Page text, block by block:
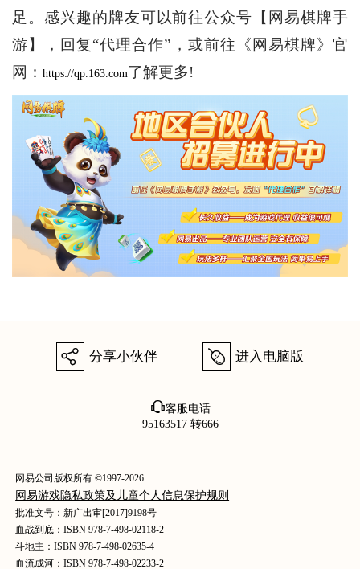
足。感兴趣的牌友可以前往公众号【网易棋牌手
游】，回复“代理合作”，或前往《网易棋牌》官
网： https://qp.163.com了解更多!
򰀂 分享小伙伴 򰀄 进入电脑版
򰀃客服电话
95163517 转666
网易公司版权所有 ©1997-2026
网易游戏隐私政策及儿童个人信息保护规则
批准文号：新广出审[2017]9198号
血战到底：ISBN 978-7-498-02118-2
斗地主：ISBN 978-7-498-02635-4
血流成河：ISBN 978-7-498-02233-2